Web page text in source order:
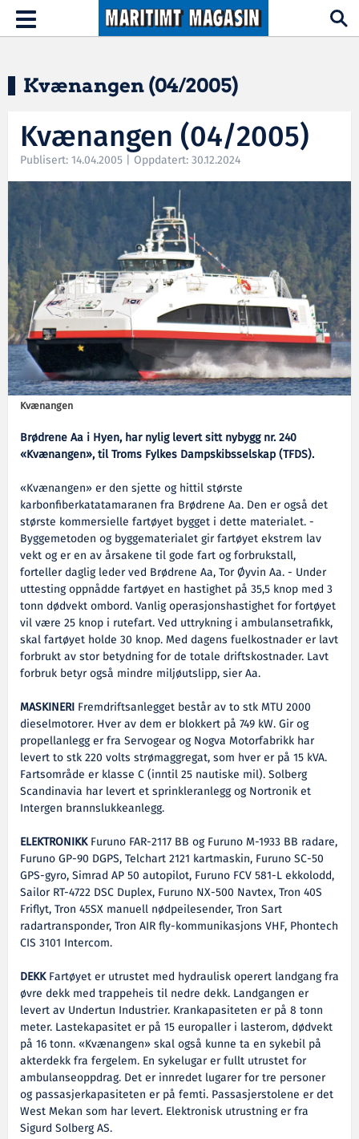
Hopp til hovedinnhold
Toggle
navigation
Kvænangen (04/2005)
Kvænangen (04/2005)
Publisert: 14.04.2005 | Oppdatert: 30.12.2024
Kvænangen
Brødrene Aa i Hyen, har nylig levert sitt nybygg nr. 240
«Kvænangen», til Troms Fylkes Dampskibsselskap (TFDS).
«Kvænangen» er den sjette og hittil største
karbonfiberkatatamaranen fra Brødrene Aa. Den er også det
største kommersielle fartøyet bygget i dette materialet. -
Byggemetoden og byggematerialet gir fartøyet ekstrem lav
vekt og er en av årsakene til gode fart og forbrukstall,
forteller daglig leder ved Brødrene Aa, Tor Øyvin Aa. - Under
uttesting oppnådde fartøyet en hastighet på 35,5 knop med 3
tonn dødvekt ombord. Vanlig operasjonshastighet for fortøyet
vil være 25 knop i rutefart. Ved uttrykning i ambulansetrafikk,
skal fartøyet holde 30 knop. Med dagens fuelkostnader er lavt
forbrukt av stor betydning for de totale driftskostnader. Lavt
forbruk betyr også mindre miljøutslipp, sier Aa.
MASKINERI Fremdriftsanlegget består av to stk MTU 2000
dieselmotorer. Hver av dem er blokkert på 749 kW. Gir og
propellanlegg er fra Servogear og Nogva Motorfabrikk har
levert to stk 220 volts strømaggregat, som hver er på 15 kVA.
Fartsområde er klasse C (inntil 25 nautiske mil). Solberg
Scandinavia har levert et sprinkleranlegg og Nortronik et
Intergen brannslukkeanlegg.
ELEKTRONIKKFuruno FAR-2117 BB og Furuno M-1933 BB radare,
Furuno GP-90 DGPS, Telchart 2121 kartmaskin, Furuno SC-50
GPS-gyro, Simrad AP 50 autopilot, Furuno FCV 581-L ekkolodd,
Sailor RT-4722 DSC Duplex, Furuno NX-500 Navtex, Tron 40S
Friflyt, Tron 45SX manuell nødpeilesender, Tron Sart
radartransponder, Tron AIR fly-kommunikasjons VHF, Phontech
CIS 3101 Intercom.
DEKKFartøyet er utrustet med hydraulisk operert landgang fra
øvre dekk med trappeheis til nedre dekk. Landgangen er
levert av Undertun Industrier. Krankapasiteten er på 8 tonn
meter. Lastekapasitet er på 15 europaller i lasterom, dødvekt
på 16 tonn. «Kvænangen» skal også kunne ta en sykebil på
akterdekk fra fergelem. En sykelugar er fullt utrustet for
ambulanseoppdrag. Det er innredet lugarer for tre personer
og passasjerkapasiteten er på femti. Passasjerstolene er det
West Mekan som har levert. Elektronisk utrustning er fra
Sigurd Solberg AS.